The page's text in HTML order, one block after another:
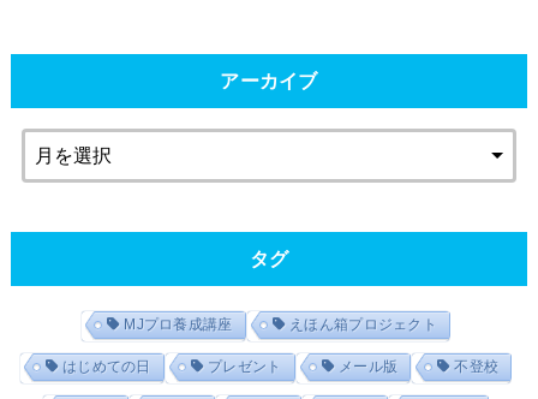
アーカイブ
タグ
MJプロ養成講座 えほん箱プロジェクト
はじめての日 プレゼント メール版 不登校